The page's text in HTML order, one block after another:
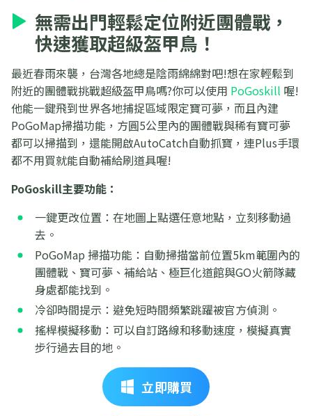
無需出門輕鬆定位附近團體戰，
快速獲取超級盔甲鳥！
最近春雨來襲，台灣各地總是陰雨綿綿對吧!想在家輕鬆到
附近的團體戰挑戰超級盔甲鳥嗎?你可以使用 PoGoskill 喔!
他能一鍵飛到世界各地捕捉區域限定寶可夢，而且內建
PoGoMap掃描功能，方圓5公里內的團體戰與稀有寶可夢
都可以掃描到，還能開啟AutoCatch自動抓寶，連Plus手環
都不用買就能自動補給刷道具喔!
PoGoskill主要功能：
一鍵更改位置：在地圖上點選任意地點，立刻移動過
去。
PoGoMap 掃描功能：自動掃描當前位置5km範圍內的
團體戰、寶可夢、補給站、極巨化道館與GO火箭隊藏
身處都能找到。
冷卻時間提示：避免短時間頻繁跳躍被官方偵測。
搖桿模擬移動：可以自訂路線和移動速度，模擬真實
步行過去目的地。
立即購買